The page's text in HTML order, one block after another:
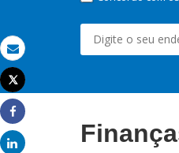
Email
Imprimir
Tweet
Share
Share